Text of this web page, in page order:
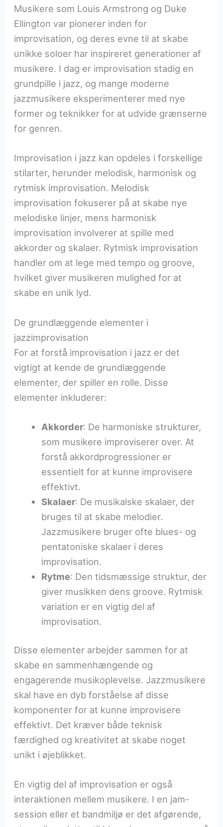
Musikere som Louis Armstrong og Duke
Ellington var pionerer inden for
improvisation, og deres evne til at skabe
unikke soloer har inspireret generationer af
musikere. I dag er improvisation stadig en
grundpille i jazz, og mange moderne
jazzmusikere eksperimenterer med nye
former og teknikker for at udvide grænserne
for genren.
Improvisation i jazz kan opdeles i forskellige
stilarter, herunder melodisk, harmonisk og
rytmisk improvisation. Melodisk
improvisation fokuserer på at skabe nye
melodiske linjer, mens harmonisk
improvisation involverer at spille med
akkorder og skalaer. Rytmisk improvisation
handler om at lege med tempo og groove,
hvilket giver musikeren mulighed for at
skabe en unik lyd.
De grundlæggende elementer i
jazzimprovisation
For at forstå improvisation i jazz er det
vigtigt at kende de grundlæggende
elementer, der spiller en rolle. Disse
elementer inkluderer:
Akkorder: De harmoniske strukturer,
som musikere improviserer over. At
forstå akkordprogressioner er
essentielt for at kunne improvisere
effektivt.
Skalaer: De musikalske skalaer, der
bruges til at skabe melodier.
Jazzmusikere bruger ofte blues- og
pentatoniske skalaer i deres
improvisation.
Rytme: Den tidsmæssige struktur, der
giver musikken dens groove. Rytmisk
variation er en vigtig del af
improvisation.
Disse elementer arbejder sammen for at
skabe en sammenhængende og
engagerende musikoplevelse. Jazzmusikere
skal have en dyb forståelse af disse
komponenter for at kunne improvisere
effektivt. Det kræver både teknisk
færdighed og kreativitet at skabe noget
unikt i øjeblikket.
En vigtig del af improvisation er også
interaktionen mellem musikere. I en jam-
session eller et bandmiljø er det afgørende,